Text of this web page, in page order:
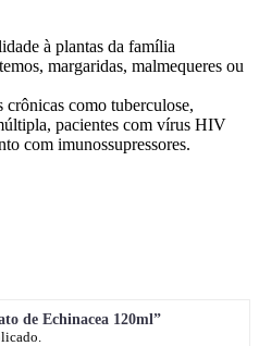
à plantas da família
margaridas, malmequeres ou
crônicas como tuberculose,
pacientes com vírus HIV
com imunossupressores.
de Echinacea 120ml”